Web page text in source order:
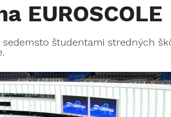
EUROSCOLE
študentami stredných